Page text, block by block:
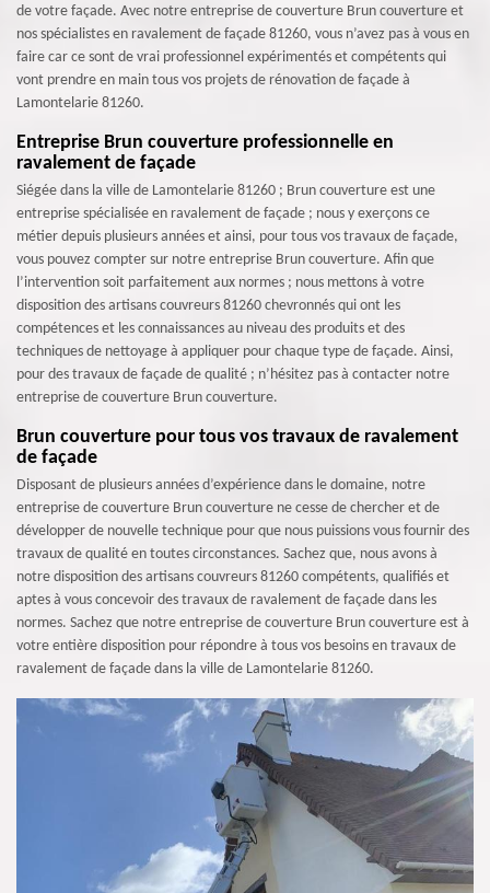
de votre façade. Avec notre entreprise de couverture Brun couverture et
nos spécialistes en ravalement de façade 81260, vous n’avez pas à vous en
faire car ce sont de vrai professionnel expérimentés et compétents qui
vont prendre en main tous vos projets de rénovation de façade à
Lamontelarie 81260.
Entreprise Brun couverture professionnelle en
ravalement de façade
Siégée dans la ville de Lamontelarie 81260 ; Brun couverture est une
entreprise spécialisée en ravalement de façade ; nous y exerçons ce
métier depuis plusieurs années et ainsi, pour tous vos travaux de façade,
vous pouvez compter sur notre entreprise Brun couverture. Afin que
l’intervention soit parfaitement aux normes ; nous mettons à votre
disposition des artisans couvreurs 81260 chevronnés qui ont les
compétences et les connaissances au niveau des produits et des
techniques de nettoyage à appliquer pour chaque type de façade. Ainsi,
pour des travaux de façade de qualité ; n’hésitez pas à contacter notre
entreprise de couverture Brun couverture.
Brun couverture pour tous vos travaux de ravalement
de façade
Disposant de plusieurs années d’expérience dans le domaine, notre
entreprise de couverture Brun couverture ne cesse de chercher et de
développer de nouvelle technique pour que nous puissions vous fournir des
travaux de qualité en toutes circonstances. Sachez que, nous avons à
notre disposition des artisans couvreurs 81260 compétents, qualifiés et
aptes à vous concevoir des travaux de ravalement de façade dans les
normes. Sachez que notre entreprise de couverture Brun couverture est à
votre entière disposition pour répondre à tous vos besoins en travaux de
ravalement de façade dans la ville de Lamontelarie 81260.